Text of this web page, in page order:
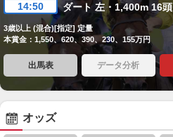
14:50 ダート 左・1,400m 16頭
3歳以上 (混合)[指定] 定量
本賞金：1,550、620、390、230、155万円
出馬表 データ分析
オッズ